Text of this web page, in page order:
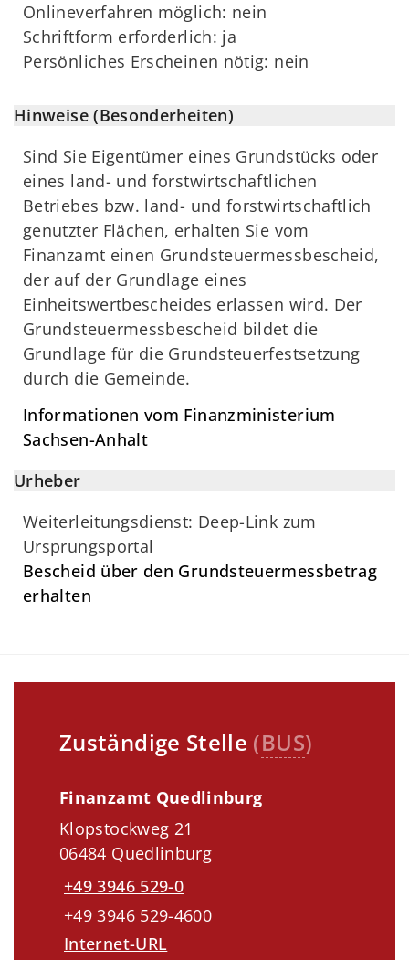
Onlineverfahren möglich: nein
Schriftform erforderlich: ja
Persönliches Erscheinen nötig: nein
Hinweise (Besonderheiten)
Sind Sie Eigentümer eines Grundstücks oder
eines land- und forstwirtschaftlichen
Betriebes bzw. land- und forstwirtschaftlich
genutzter Flächen, erhalten Sie vom
Finanzamt einen Grundsteuermessbescheid,
der auf der Grundlage eines
Einheitswertbescheides erlassen wird. Der
Grundsteuermessbescheid bildet die
Grundlage für die Grundsteuerfestsetzung
durch die Gemeinde.
Informationen vom Finanzministerium
Sachsen-Anhalt
Urheber
Weiterleitungsdienst: Deep-Link zum
Ursprungsportal
Bescheid über den Grundsteuermessbetrag
erhalten
Zuständige Stelle (BUS)
Finanzamt Quedlinburg
Klopstockweg 21
06484 Quedlinburg
+49 3946 529-0
+49 3946 529-4600
Internet-URL